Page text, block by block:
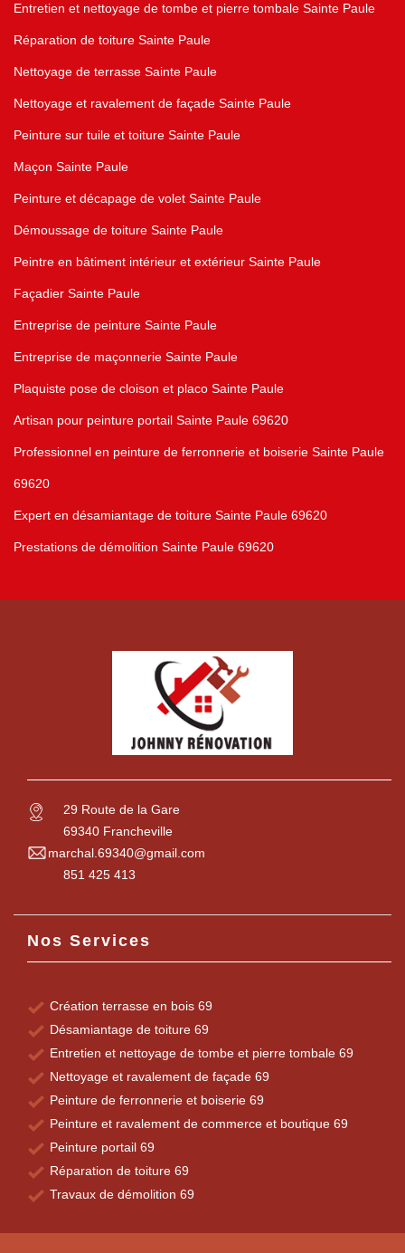
Entretien et nettoyage de tombe et pierre tombale Sainte Paule
Réparation de toiture Sainte Paule
Nettoyage de terrasse Sainte Paule
Nettoyage et ravalement de façade Sainte Paule
Peinture sur tuile et toiture Sainte Paule
Maçon Sainte Paule
Peinture et décapage de volet Sainte Paule
Démoussage de toiture Sainte Paule
Peintre en bâtiment intérieur et extérieur Sainte Paule
Façadier Sainte Paule
Entreprise de peinture Sainte Paule
Entreprise de maçonnerie Sainte Paule
Plaquiste pose de cloison et placo Sainte Paule
Artisan pour peinture portail Sainte Paule 69620
Professionnel en peinture de ferronnerie et boiserie Sainte Paule
69620
Expert en désamiantage de toiture Sainte Paule 69620
Prestations de démolition Sainte Paule 69620
29 Route de la Gare
69340 Francheville
marchal.69340@gmail.com
851 425 413
Nos Services
Création terrasse en bois 69
Désamiantage de toiture 69
Entretien et nettoyage de tombe et pierre tombale 69
Nettoyage et ravalement de façade 69
Peinture de ferronnerie et boiserie 69
Peinture et ravalement de commerce et boutique 69
Peinture portail 69
Réparation de toiture 69
Travaux de démolition 69